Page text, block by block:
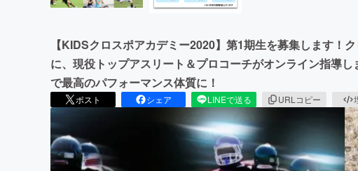
【KIDSクロスポアカデミー2020】第1期生を募集します！
に、現役トップアスリート＆プロコーチがオンライン指導し
で最高のパフォーマンス体質に！
ポスト シェア LINEで送る URLコピー